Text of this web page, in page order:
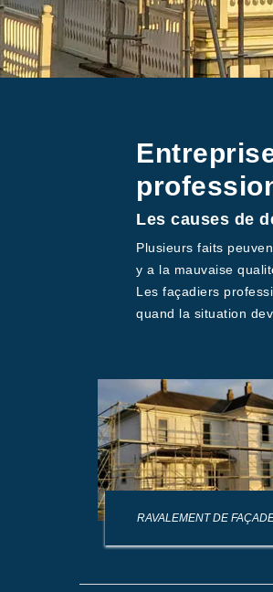
Les causes de
Plusieurs faits
y a la mauvaise
Les façadiers
quand la situation
RAVALEMENT DE